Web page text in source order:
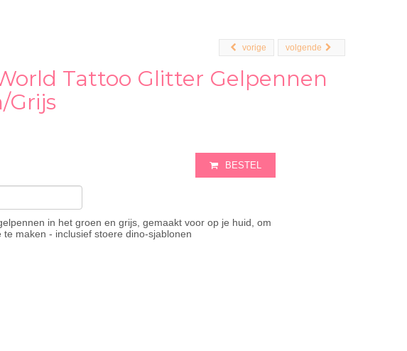
volgende
vorige
Tattoo Glitter Gelpennen
Grijs
BESTEL
in het groen en grijs, gemaakt voor op je huid, om
maken - inclusief stoere dino-sjablonen